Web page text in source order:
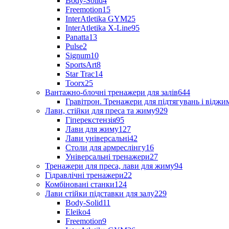
Freemotion15
InterAtletika GYM25
InterAtletika X-Line95
Panatta13
Pulse2
Signum10
SportsArt8
Star Trac14
Toorx25
Вантажно-блочні тренажери для залів644
Гравітрон. Тренажери для підтягувань і
Лави, стійки для преса та жиму929
Гіперекстензія95
Лави для жиму127
Лави універсальні42
Столи для армреслінгу16
Універсальні тренажери27
Тренажери для преса, лави для жиму94
Гідравлічні тренажери22
Комбіновані станки124
Лави стійки підставки для залу229
Body-Solid11
Eleiko4
Freemotion9